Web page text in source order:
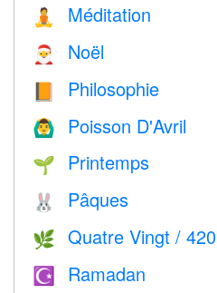
🧘 Méditation
🎅 Noël
📙 Philosophie
🙆‍♂️ Poisson D'Avril
🌱 Printemps
🐰 Pâques
🌿 Quatre Vingt / 420
☪️ Ramadan